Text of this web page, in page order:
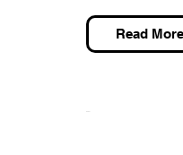
Read More